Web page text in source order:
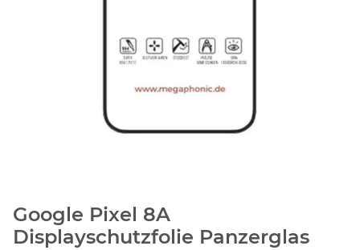
Google Pixel 8A
Displayschutzfolie Panzerglas